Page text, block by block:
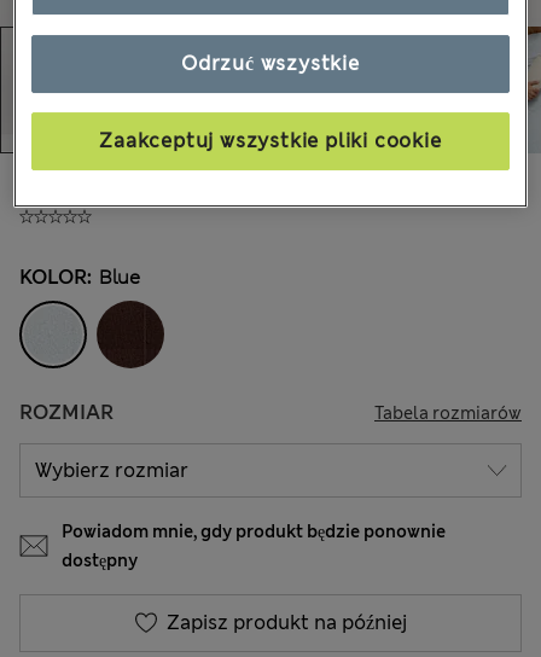
KOLOR: Blue
ROZMIAR Tabela rozmiarów
Powiadom mnie, gdy produkt będzie ponownie
dostępny
Zapisz produkt na później
Odrzuć wszystkie
Zaakceptuj wszystkie pliki cookie